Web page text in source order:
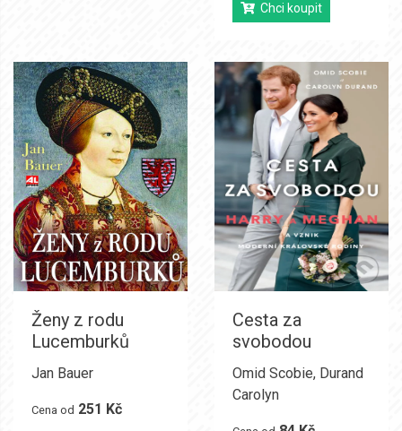
Chci koupit
Ženy z rodu
Lucemburků
Jan Bauer
Cena od 251 Kč
Cesta za
svobodou
Omid Scobie, Durand
Carolyn